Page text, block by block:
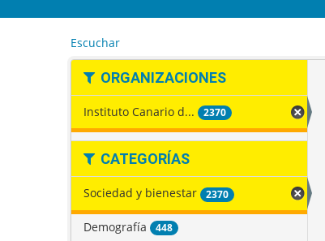
t
Escuchar
ORGANIZACIONES
Instituto Canario d... 2370
CATEGORÍAS
Sociedad y bienestar 2370
Demografía 448